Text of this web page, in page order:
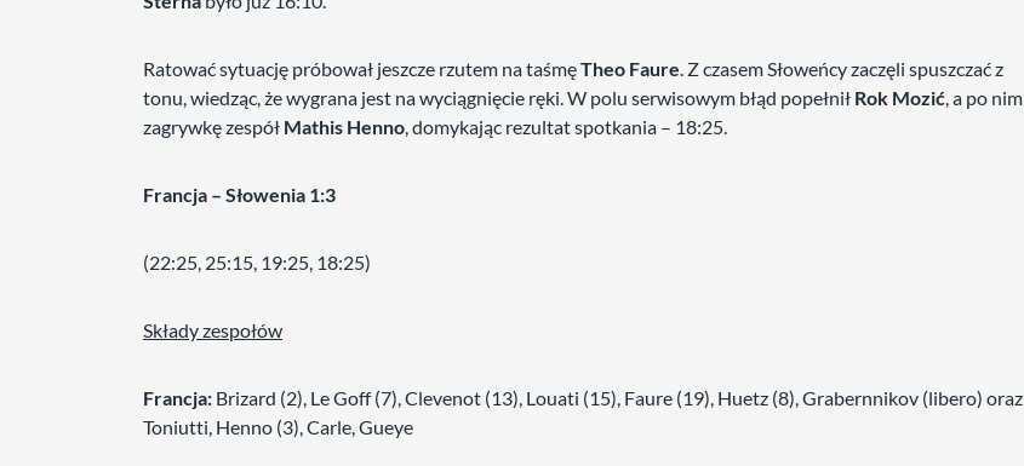
Ratować sytuację próbował jeszcze rzutem na taśmęTheo Faure. Z czasem Słoweńcy zaczęli spuszczać z
tonu, wiedząc, że wygrana jest na wyciągnięcie ręki. W polu serwisowym błąd popełnił Rok Mozić, a po nim
zagrywkę zespół Mathis Henno, domykając rezultat spotkania – 18:25.
Francja – Słowenia 1:3
(22:25, 25:15, 19:25, 18:25)
Składy zespołów
Francja: Brizard (2), Le Goff (7), Clevenot (13), Louati (15), Faure (19), Huetz (8), Grabernnikov (libero) oraz
Toniutti, Henno (3), Carle, Gueye